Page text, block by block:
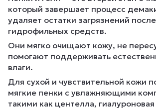
который завершает процесс
удаляет остатки загрязнений после
гидрофильных средств.
Они мягко очищают кожу, не
помогают поддерживать
влаги.
Для сухой и чувствительной кожи
мягкие пенки с увлажняющими
такими как центелла,